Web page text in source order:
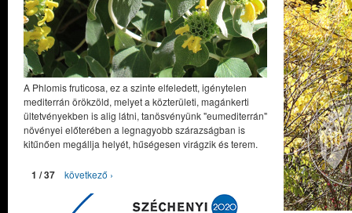
A Phlomis fruticosa, ez a szinte elfeledett, igénytelen
mediterrán örökzöld, melyet a közterületi, magánkerti
ültetvényekben is alig látni, tanösvényünk "eumediterrán"
növényei előterében a legnagyobb szárazságban is
kitűnően megállja helyét, hűségesen virágzik és terem.
1 / 37 következő ›